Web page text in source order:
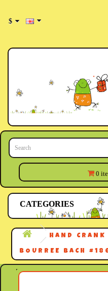
$
0
CATEGORIES
HAND
BOURREE BACH